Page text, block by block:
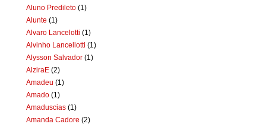
Aluno Predileto (1)
Alunte (1)
Alvaro Lancelotti (1)
Alvinho Lancellotti (1)
Alysson Salvador (1)
AlziraE (2)
Amadeu (1)
Amado (1)
Amaduscias (1)
Amanda Cadore (2)